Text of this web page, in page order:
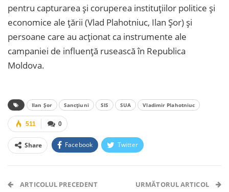
pentru capturarea și coruperea instituțiilor politice și
economice ale țării (Vlad Plahotniuc, Ilan Șor) și
persoane care au acționat ca instrumente ale
campaniei de influență rusească în Republica
Moldova.
Ilan Șor Sancțiuni SIS SUA Vladimir Plahotniuc
0
511
Share Facebook Twitter
Telegram WhatsApp Viber
ARTICOLUL PRECEDENT URMĂTORUL ARTICOL